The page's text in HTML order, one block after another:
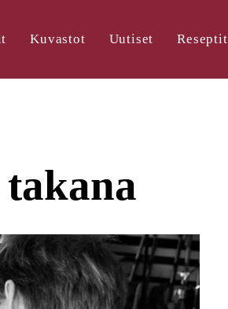
Kuvastot Uutiset Reseptit